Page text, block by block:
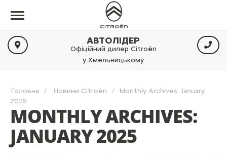
АВТОЛІДЕР
Офіційний дилер Citroën
у Хмельницькому
Головна Новини Citroën
Monthly Archives: January
2025
MONTHLY ARCHIVES:
JANUARY 2025